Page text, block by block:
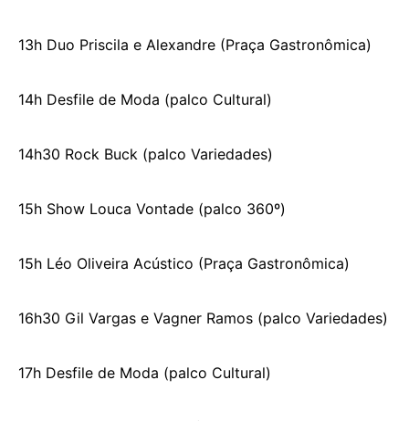
13h Duo Priscila e Alexandre (Praça Gastronômica)
14h Desfile de Moda (palco Cultural)
14h30 Rock Buck (palco Variedades)
15h Show Louca Vontade (palco 360º)
15h Léo Oliveira Acústico (Praça Gastronômica)
16h30 Gil Vargas e Vagner Ramos (palco Variedades)
17h Desfile de Moda (palco Cultural)